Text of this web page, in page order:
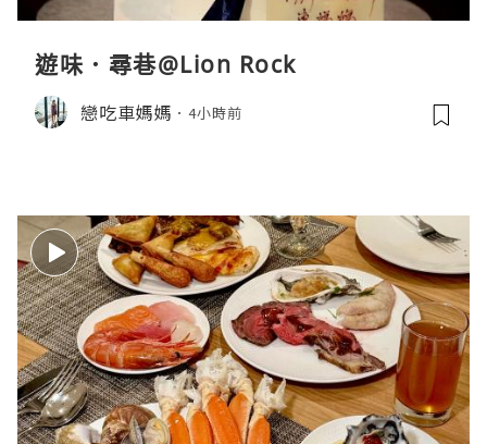
遊味．尋巷@Lion Rock
戀吃車媽媽 4小時前